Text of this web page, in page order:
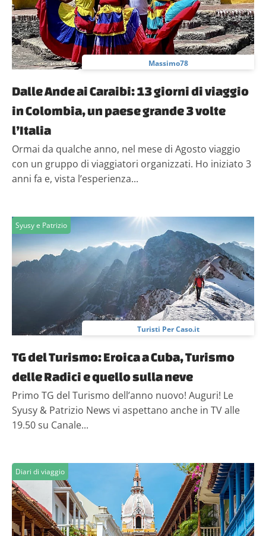
Massimo78
Dalle Ande ai Caraibi: 13 giorni di viaggio
in Colombia, un paese grande 3 volte
l’Italia
Ormai da qualche anno, nel mese di Agosto viaggio
con un gruppo di viaggiatori organizzati. Ho iniziato 3
anni fa e, vista l’esperienza...
Syusy e Patrizio
Turisti Per Caso.it
TG del Turismo: Eroica a Cuba, Turismo
delle Radici e quello sulla neve
Primo TG del Turismo dell’anno nuovo! Auguri! Le
Syusy & Patrizio News vi aspettano anche in TV alle
19.50 su Canale...
Diari di viaggio